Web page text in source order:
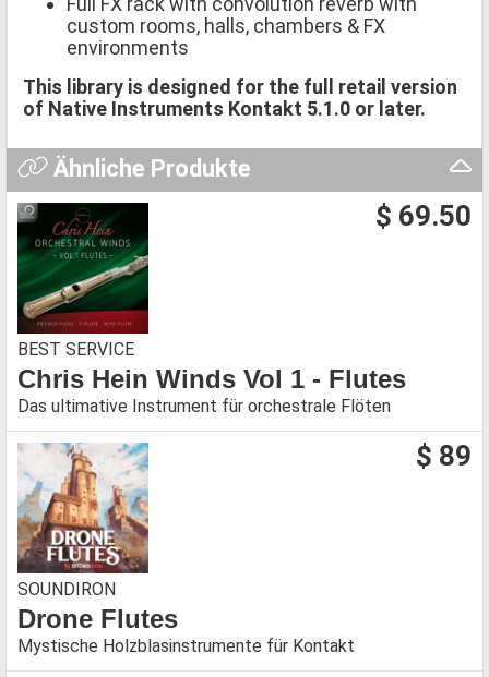
custom rooms, halls, chambers & FX
environments
This library is designed for the full retail version
of Native Instruments Kontakt 5.1.0 or later.
Ähnliche Produkte
$ 69.50
BEST SERVICE
Chris Hein Winds Vol 1 - Flutes
Das ultimative Instrument für orchestrale Flöten
$ 89
SOUNDIRON
Drone Flutes
Mystische Holzblasinstrumente für Kontakt